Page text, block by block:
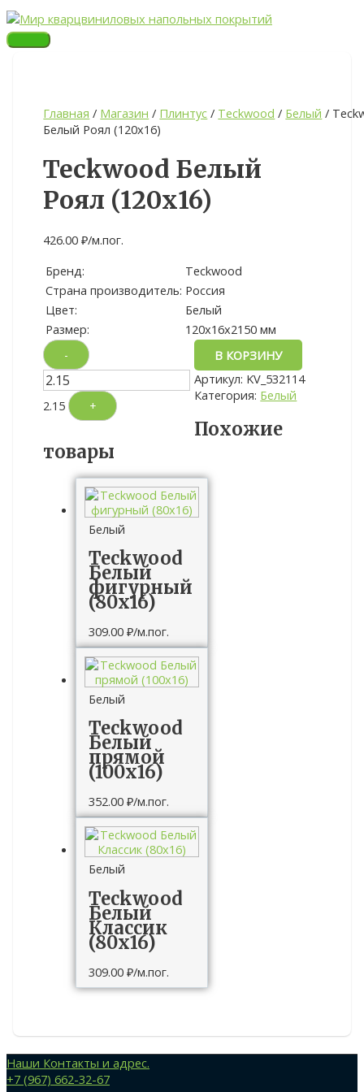
Перейти
к
содержимому
МЕНЮ
Главная / Магазин / Плинтус / Teckwood / Белый /
Белый Роял (120х16)
Teckwood Белый
Роял (120х16)
426.00₽/м.пог.
Бренд:
Teckwood
Страна производитель: Россия
Цвет:
Белый
Размер:
120х16х2150 мм
-
2.15 +
В КОРЗИНУ
Артикул: KV_532114
Категория: Белый
Похожие
товары
Белый
Teckwood
Белый
фигурный
(80х16)
309.00 ₽/м.пог.
Белый
Teckwood
Белый
прямой
(100х16)
352.00 ₽/м.пог.
Белый
Teckwood
Белый
Классик
(80х16)
309.00 ₽/м.пог.
Наши Контакты и адрес.
+7 (967) 662-32-67